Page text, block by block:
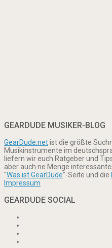
GEARDUDE MUSIKER-BLOG
GearDude.netist die größte
Musikinstrumente im
liefern wir euch Ratgeber und
aber auch ne Menge
"Was ist GearDude"-Seite und die
Impressum
GEARDUDE SOCIAL